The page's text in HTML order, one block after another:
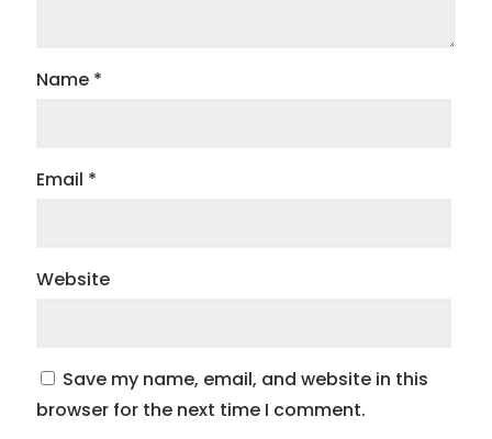
Name *
Email *
Website
Save my name, email, and website in this
browser for the next time I comment.